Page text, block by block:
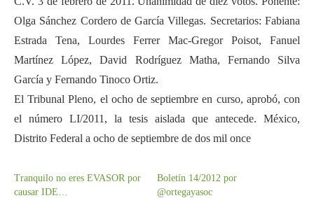
Olga Sánchez Cordero de García Villegas. Secretarios: Fabiana
Estrada Tena, Lourdes Ferrer Mac-Gregor Poisot, Fanuel
Martínez López, David Rodríguez Matha, Fernando Silva
García y Fernando Tinoco Ortiz.
El Tribunal Pleno, el ocho de septiembre en curso, aprobó, con
el número LI/2011, la tesis aislada que antecede. México,
Distrito Federal a ocho de septiembre de dos mil once
Tranquilo no eres EVASOR por
causar IDE…
Boletín 14/2012 por
@ortegayasoc